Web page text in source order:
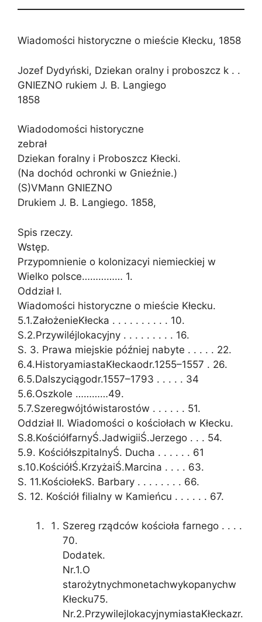
Wiadomości historyczne o mieście Kłecku, 1858
Jozef Dydyński, Dziekan oralny i proboszcz k . .
GNIEZNO rukiem J. B. Langiego
1858
Wiadodomości historyczne
zebrał
Dziekan foralny i Proboszcz Kłecki.
(Na dochód ochronki w Gnieźnie.)
(S)VMann GNIEZNO
Drukiem J. B. Langiego. 1858,
Spis rzeczy.
Wstęp.
Przypomnienie o kolonizacyi niemieckiej w
Wielko polsce…………… 1.
Oddział I.
Wiadomości historyczne o mieście Kłecku.
5.1.ZałożenieKłecka . . . . . . . . . . 10.
S.2.Przywiléjlokacyjny . . . . . . . . . 16.
S. 3. Prawa miejskie później nabyte . . . . . 22.
6.4.HistoryamiastaKłeckaodr.1255–1557 . 26.
6.5.Dalszyciągodr.1557–1793 . . . . . 34
5.6.Oszkole …………49.
5.7.Szeregwójtówistarostów . . . . . . 51.
Oddział II. Wiadomości o kościołach w Kłecku.
S.8.KościółfarnyŚ.JadwigiiŚ.Jerzego . . . 54.
5.9. KościółszpitalnyŚ. Ducha . . . . . . 61
s.10.KościółŚ.KrzyżaiŚ.Marcina . . . . 63.
S. 11.KościołekS. Barbary . . . . . . . . 66.
S. 12. Kościół filialny w Kamieńcu . . . . . . 67.
Szereg rządców kościoła farnego . . . .
70.
Dodatek.
Nr.1.O
starożytnychmonetachwykopanychw
Kłecku75.
Nr.2.PrzywilejlokacyjnymiastaKłeckazr.